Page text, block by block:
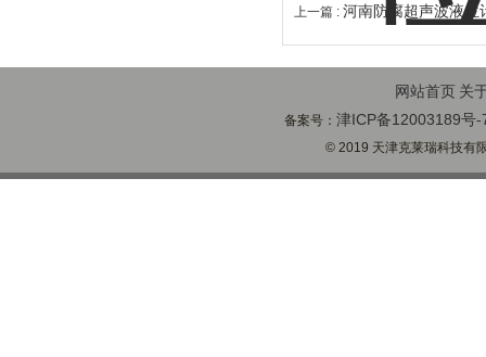
上一篇 : 河南防腐超声波液位
网站首页 关
备案号：津ICP备12003189号-
© 2019 天津克莱瑞科技有